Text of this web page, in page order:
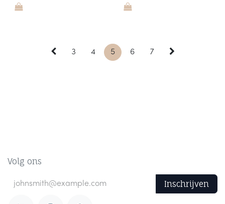
3 4 5 6 7
Volg ons
Inschrijven